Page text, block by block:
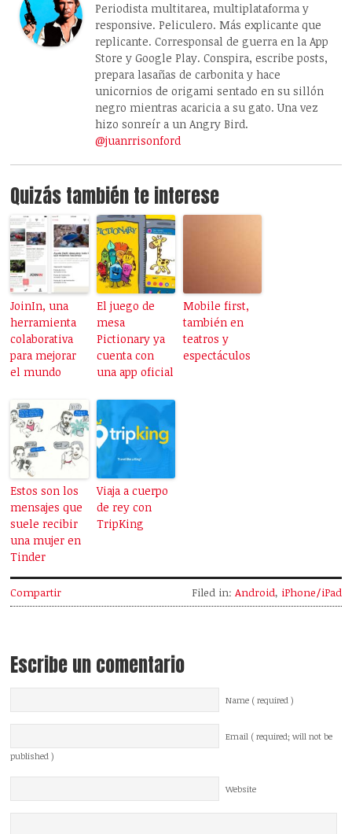
Periodista multitarea, multiplataforma y
responsive. Peliculero. Más explicante que
replicante. Corresponsal de guerra en la App
Store y Google Play. Conspira, escribe posts,
prepara lasañas de carbonita y hace
unicornios de origami sentado en su sillón
negro mientras acaricia a su gato. Una vez
hizo sonreír a un Angry Bird.
@juanrrisonford
Quizás también te interese
JoinIn, una
herramienta
colaborativa
para mejorar
el mundo
El juego de
mesa
Pictionary ya
cuenta con
una app oficial
Mobile first,
también en
teatros y
espectáculos
Estos son los
mensajes que
suele recibir
una mujer en
Tinder
Viaja a cuerpo
de rey con
TripKing
Compartir Filed in: Android, iPhone/iPad
Escribe un comentario
Name ( required )
Email ( required; will not be
published )
Website